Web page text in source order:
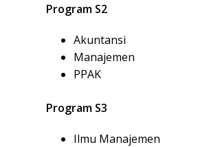
Program S2
Akuntansi
Manajemen
PPAK
Program S3
Ilmu Manajemen